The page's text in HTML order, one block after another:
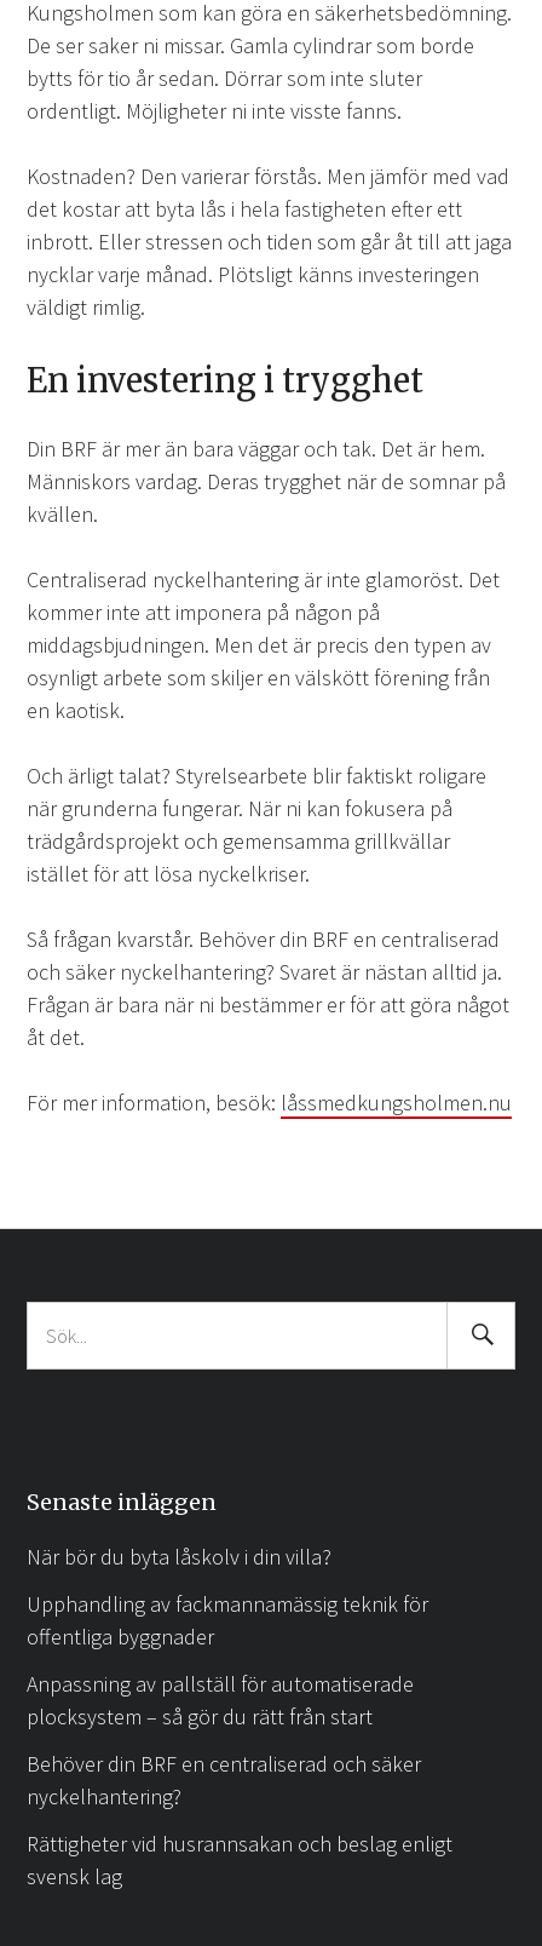
Kungsholmen som kan göra en säkerhetsbedömning.
De ser saker ni missar. Gamla cylindrar som borde
bytts för tio år sedan. Dörrar som inte sluter
ordentligt. Möjligheter ni inte visste fanns.
Kostnaden? Den varierar förstås. Men jämför med vad
det kostar att byta lås i hela fastigheten efter ett
inbrott. Eller stressen och tiden som går åt till att jaga
nycklar varje månad. Plötsligt känns investeringen
väldigt rimlig.
En investering i trygghet
Din BRF är mer än bara väggar och tak. Det är hem.
Människors vardag. Deras trygghet när de somnar på
kvällen.
Centraliserad nyckelhantering är inte glamoröst. Det
kommer inte att imponera på någon på
middagsbjudningen. Men det är precis den typen av
osynligt arbete som skiljer en välskött förening från
en kaotisk.
Och ärligt talat? Styrelsearbete blir faktiskt roligare
när grunderna fungerar. När ni kan fokusera på
trädgårdsprojekt och gemensamma grillkvällar
istället för att lösa nyckelkriser.
Så frågan kvarstår. Behöver din BRF en centraliserad
och säker nyckelhantering? Svaret är nästan alltid ja.
Frågan är bara när ni bestämmer er för att göra något
åt det.
För mer information, besök: låssmedkungsholmen.nu
Sök
efter:
Search
Senaste inläggen
När bör du byta låskolv i din villa?
Upphandling av fackmannamässig teknik för
offentliga byggnader
Anpassning av pallställ för automatiserade
plocksystem – så gör du rätt från start
Behöver din BRF en centraliserad och säker
nyckelhantering?
Rättigheter vid husrannsakan och beslag enligt
svensk lag